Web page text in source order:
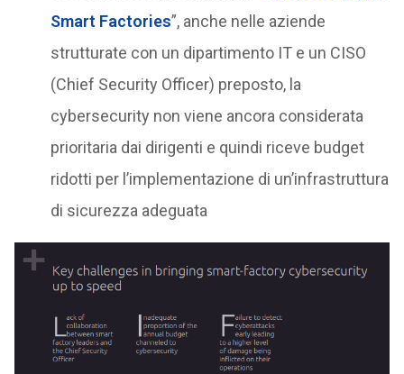
Smart Factories”, anche nelle aziende
strutturate con un dipartimento IT e un CISO
(Chief Security Officer) preposto, la
cybersecurity non viene ancora considerata
prioritaria dai dirigenti e quindi riceve budget
ridotti per l’implementazione di un’infrastruttura
di sicurezza adeguata